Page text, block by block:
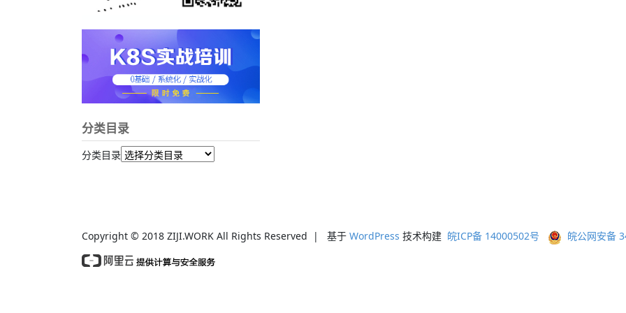
分类目录
分类目录
Copyright © 2018 ZIJI.WORK All Rights Reserved | 基于 WordPress 技术构建 皖ICP备 14000502号 皖公网安备